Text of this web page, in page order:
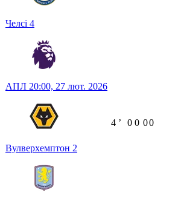
Челсі 4
АПЛ 20:00, 27 лют. 2026
Вулверхемптон 2
4 ʼ 0 0 00